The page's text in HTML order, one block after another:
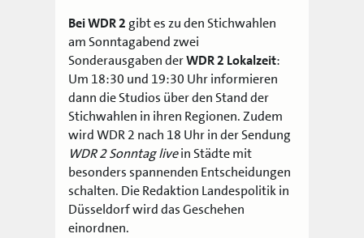
Bei WDR 2 gibt es zu den Stichwahlen
am Sonntagabend zwei
Sonderausgaben derWDR 2 Lokalzeit:
Um 18:30 und 19:30 Uhr informieren
dann die Studios über den Stand der
Stichwahlen in ihren Regionen. Zudem
wird WDR 2 nach 18 Uhr in der Sendung
WDR 2 Sonntag livein Städte mit
besonders spannenden Entscheidungen
schalten. Die Redaktion Landespolitik in
Düsseldorf wird das Geschehen
einordnen.